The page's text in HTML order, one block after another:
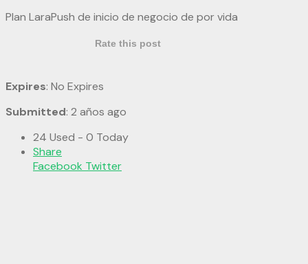
Plan LaraPush de inicio de negocio de por vida
Rate this post
Expires: No Expires
Submitted: 2 años ago
24 Used - 0 Today
Share
Facebook Twitter